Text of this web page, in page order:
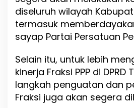
k
a
d
n
a
n
k
diseluruh wilayah
termasuk
sayap Partai Persatuan
Selain itu, untuk lebih
kinerja Fraksi PPP di
langkah penguatan dan
Fraksi juga akan segera